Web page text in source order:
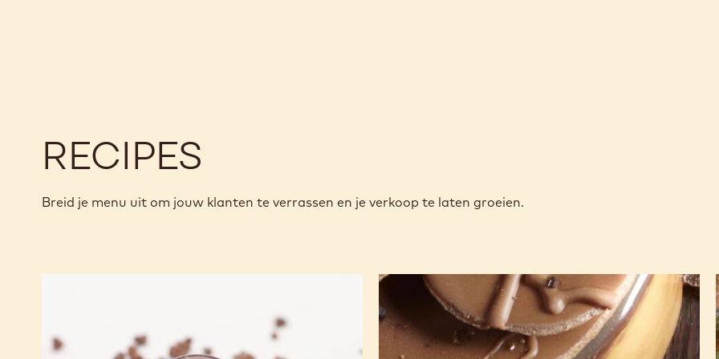
RECIPES
Breid je menu uit om jouw klanten te verrassen en je verkoop te laten groeien.
Ganache
Mokka
fine